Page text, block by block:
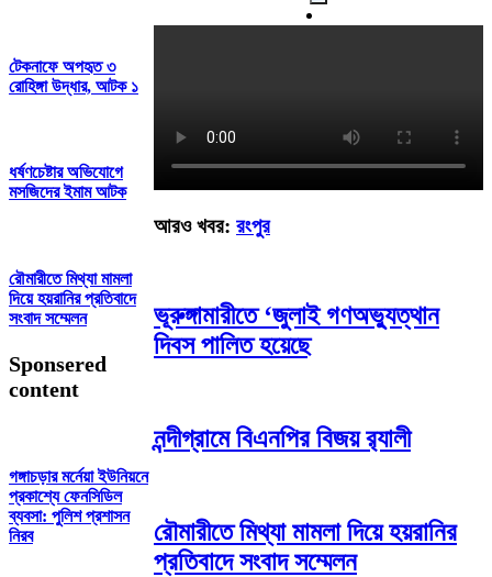
টেকনাফে অপহৃত ৩
রোহিঙ্গা উদ্ধার, আটক ১
ধর্ষণচেষ্টার অভিযোগে
মসজিদের ইমাম আটক
রৌমারীতে মিথ্যা মামলা
দিয়ে হয়রানির প্রতিবাদে
সংবাদ সম্মেলন
Sponsered
content
গঙ্গাচড়ার মর্নেয়া ইউনিয়নে
প্রকাশ্যে ফেনসিডিল
ব্যবসা: পুলিশ প্রশাসন
নিরব
আরও খবর: রংপুর
ভূরুঙ্গামারীতে ‘জুলাই গণঅভ্যুত্থান
দিবস পালিত হয়েছে
নন্দীগ্রামে বিএনপির বিজয় র‌্যালী
রৌমারীতে মিথ্যা মামলা দিয়ে হয়রানির
প্রতিবাদে সংবাদ সম্মেলন